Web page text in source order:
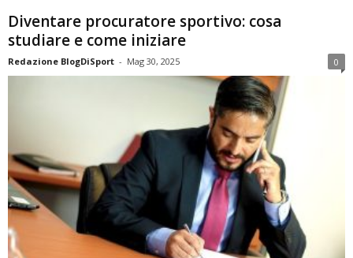
Diventare procuratore sportivo: cosa
studiare e come iniziare
Redazione BlogDiSport - Mag 30, 2025 0